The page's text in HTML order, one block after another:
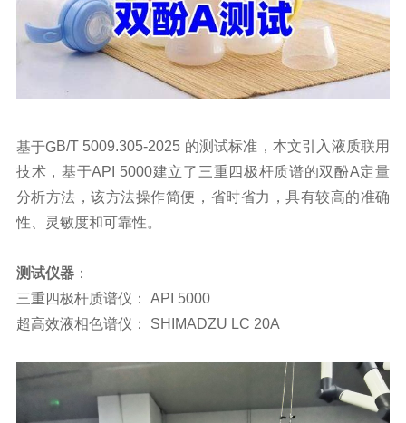
基于GB/T 5009.305-2025 的测试标准，本文引入液质联用
技术，基于API 5000建立了三重四极杆质谱的双酚A定量
分析方法，该方法操作简便，省时省力，具有较高的准确
性、灵敏度和可靠性。
测试仪器：
三重四极杆质谱仪：
API 5000
超高效液相色谱仪：
SHIMADZU LC 20A